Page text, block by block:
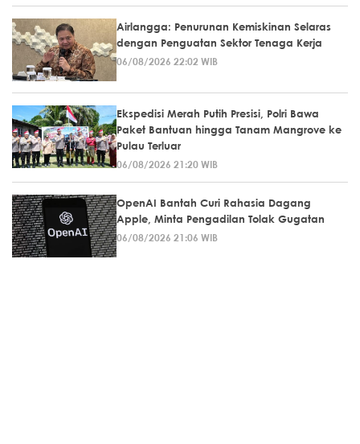
Airlangga: Penurunan Kemiskinan Selaras
dengan Penguatan Sektor Tenaga Kerja
06/08/2026 22:02 WIB
Ekspedisi Merah Putih Presisi, Polri Bawa
Paket Bantuan hingga Tanam Mangrove ke
Pulau Terluar
06/08/2026 21:20 WIB
OpenAI Bantah Curi Rahasia Dagang
Apple, Minta Pengadilan Tolak Gugatan
06/08/2026 21:06 WIB